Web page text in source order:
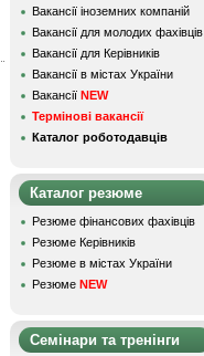
Вакансії іноземних компаній
Вакансії для молодих фахівців
Вакансії для Керівників
Вакансії в містах України
Вакансії NEW
Термінові вакансії
Каталог роботодавців
Каталог резюме
Резюме фінансових фахівців
Резюме Керівників
Резюме в містах України
Резюме NEW
Семінари та тренінги